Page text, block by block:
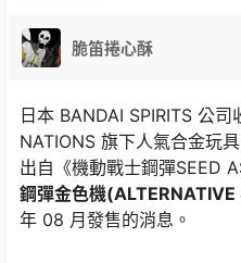
脆笛捲心酥
日本 BANDAI SPIRITS 公
NATIONS 旗下人氣合金玩具
出自《機動戰士鋼彈SEED
鋼彈金色機(ALTERNATIVE
年 08 月發售的消息。